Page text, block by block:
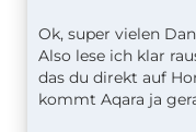
Ok, super vielen
Also lese ich klar
das du direkt auf
kommt Aqara ja